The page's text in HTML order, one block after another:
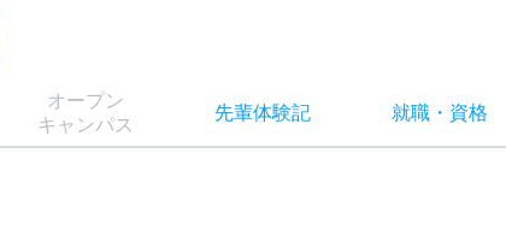
オープン
キャンパス
先輩体験記 就職・ 資格